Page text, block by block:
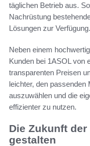
täglichen Betrieb aus.
Nachrüstung
Lösungen zur Verfügung.
Neben einem
Kunden bei 1ASOL von
transparenten Preisen
leichter, den
auszuwählen und die
effizienter zu nutzen.
Die Zukunft
gestalten